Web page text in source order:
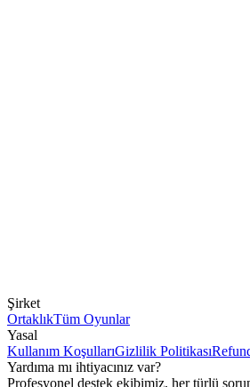
Şirket
OrtaklıkTüm Oyunlar
Yasal
Kullanım KoşullarıGizlilik Politikası
Yardıma mı ihtiyacınız var?
Profesyonel destek ekibimiz, her türlü